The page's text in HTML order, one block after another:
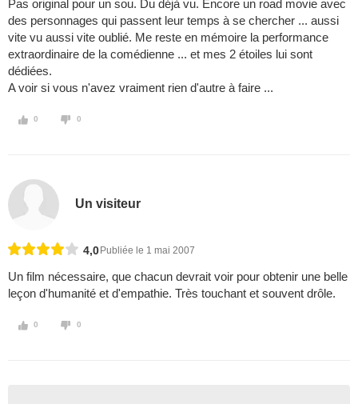
Pas original pour un sou. Du déjà vu. Encore un road movie avec
des personnages qui passent leur temps à se chercher ... aussi
vite vu aussi vite oublié. Me reste en mémoire la performance
extraordinaire de la comédienne ... et mes 2 étoiles lui sont
dédiées.
A voir si vous n'avez vraiment rien d'autre à faire ...
0 0
Un visiteur
4,0 Publiée le 1 mai 2007
Un film nécessaire, que chacun devrait voir pour obtenir une belle
leçon d'humanité et d'empathie. Très touchant et souvent drôle.
0 0